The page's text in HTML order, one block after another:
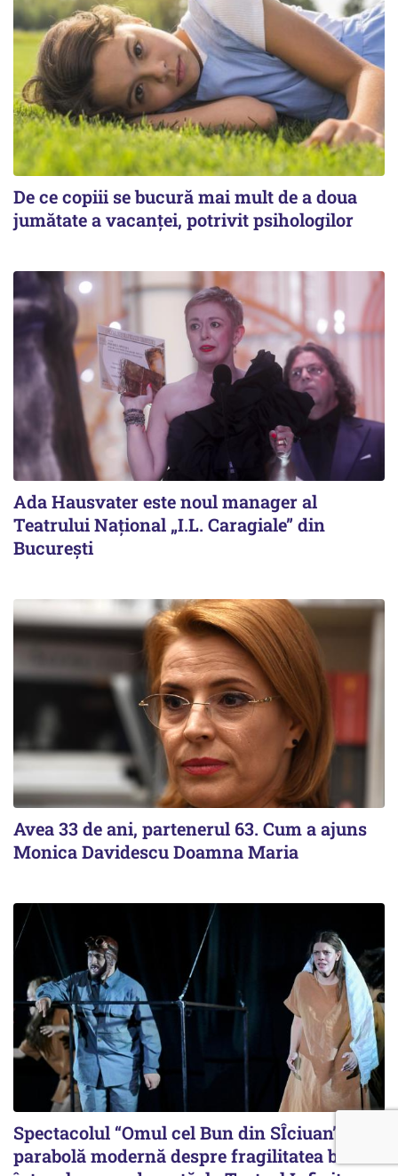
De ce copiii se bucură mai mult de a doua
jumătate a vacanței, potrivit psihologilor
Ada Hausvater este noul manager al
Teatrului Național „I.L. Caragiale” din
București
Avea 33 de ani, partenerul 63. Cum a ajuns
Monica Davidescu Doamna Maria
Spectacolul “Omul cel Bun din SÎciuan”, o
parabolă modernă despre fragilitatea binelui